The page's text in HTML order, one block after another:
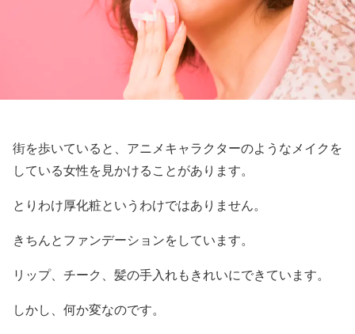
街を歩いていると、アニメキャラクターのようなメイクを
している女性を見かけることがあります。
とりわけ厚化粧というわけではありません。
きちんとファンデーションをしています。
リップ、チーク、髪の手入れもきれいにできています。
しかし、何か変なのです。